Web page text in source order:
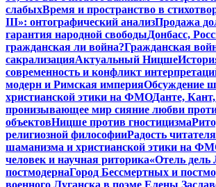
слабыхВремя и пространство в
III»: онтографический анализПродажа
гарантия народной свободыДонбасс,
гражданская ли война?Гражданская
сакрализацияАктуальный Ницше
современность и конфликт
модерн и Римская империяОбсуждение
христианской этики на ФМОДанте,
пронизывающее мир сияние любви
объектовНицше против гностицизма
религиозной философииРадость читателя
шаманизма и христианской этики на
человек и научная риторика«Отель дель
постмодернаГород Бессмертных и